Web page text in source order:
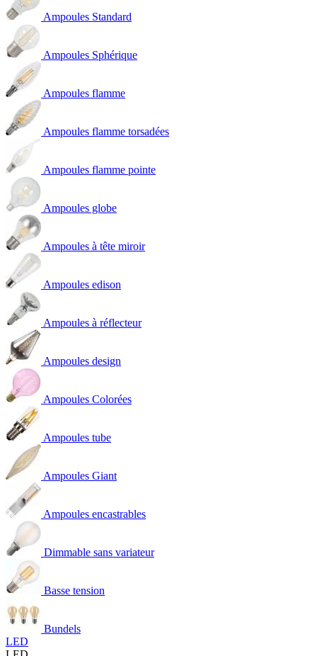
Ampoules Standard
Ampoules Sphérique
Ampoules flamme
Ampoules flamme torsadées
Ampoules flamme pointe
Ampoules globe
Ampoules à tête miroir
Ampoules edison
Ampoules à réflecteur
Ampoules design
Ampoules Colorées
Ampoules tube
Ampoules Giant
Ampoules encastrables
Dimmable sans variateur
Basse tension
Bundels
LED